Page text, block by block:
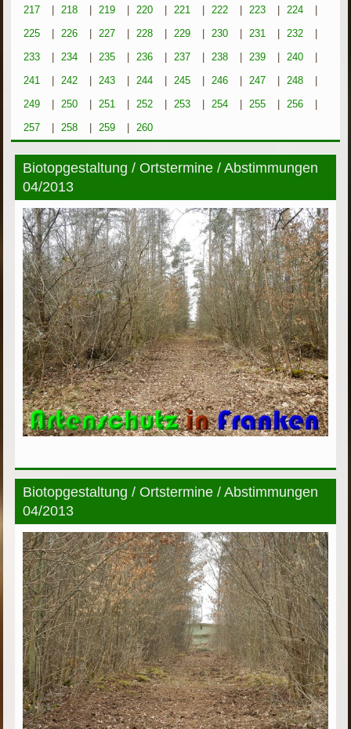
217
| 218 | 219 | 220 | 221 | 222 | 223 | 224
|
225
| 226 | 227 | 228 | 229 | 230 | 231 | 232
|
233
| 234 | 235 | 236 | 237 | 238 | 239 | 240
|
241
| 242 | 243 | 244 | 245 | 246 | 247 | 248
|
249
| 250 | 251 | 252 | 253 | 254 | 255 | 256
|
257
| 258 | 259 | 260
Biotopgestaltung / Ortstermine / Abstimmungen
04/2013
Biotopgestaltung / Ortstermine / Abstimmungen
04/2013